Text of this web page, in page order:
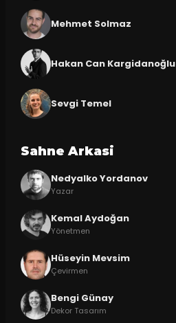
Mehmet Solmaz
Hakan Can Kargidanoğlu
Sevgi Temel
Sahne Arkasi
Nedyalko Yordanov
Yazar
Kemal Aydoğan
Yönetmen
Hüseyin Mevsim
Çevirmen
Bengi Günay
Dekor Tasarım